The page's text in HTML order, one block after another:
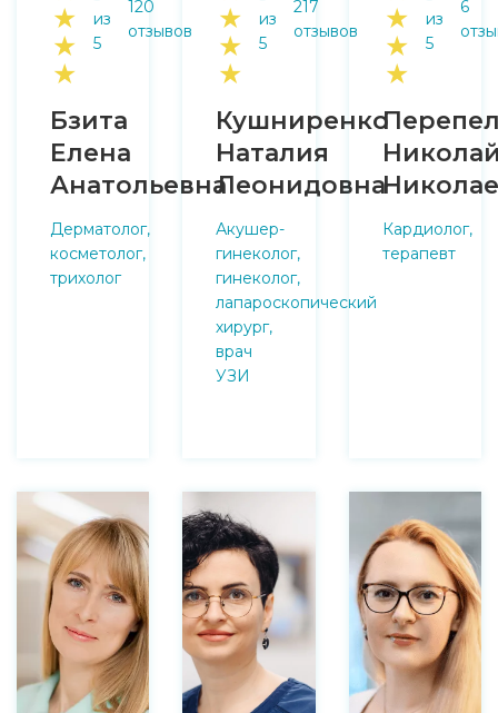
★
★
★
из
5
120
отзывов
Бзита
Елена
Анатольевна
Дерматолог,
косметолог,
трихолог
★
★
★
из
5
217
отзывов
Кушниренко
Наталия
Леонидовна
Акушер-
гинеколог,
гинеколог,
лапароскопический
хирург,
врач
УЗИ
★
★
★
из
5
6
Кардиолог,
терапевт